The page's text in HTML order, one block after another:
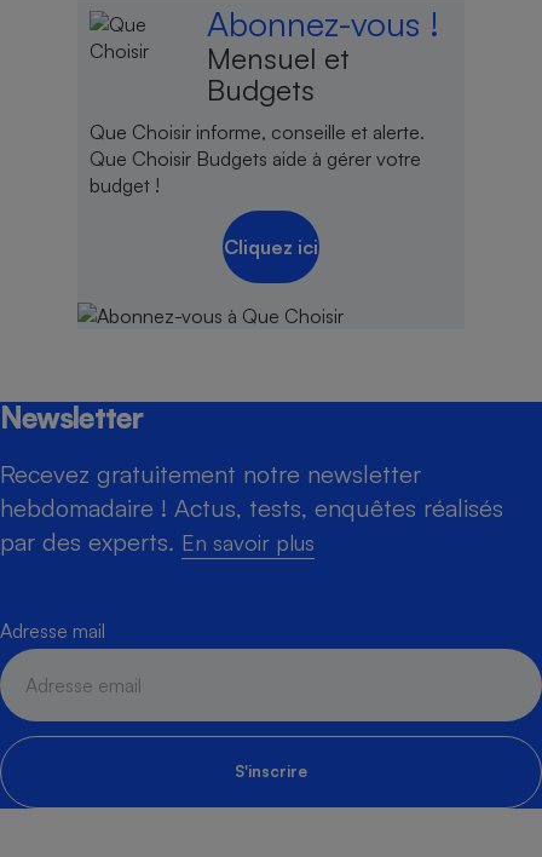
Abonnez-vous !
Mensuel et
Budgets
Que Choisir informe, conseille et alerte.
Que Choisir Budgets aide à gérer votre
budget !
Cliquez ici
Newsletter
Recevez gratuitement notre newsletter
hebdomadaire ! Actus, tests, enquêtes réalisés
par des experts. En savoir plus
Adresse mail
S'inscrire